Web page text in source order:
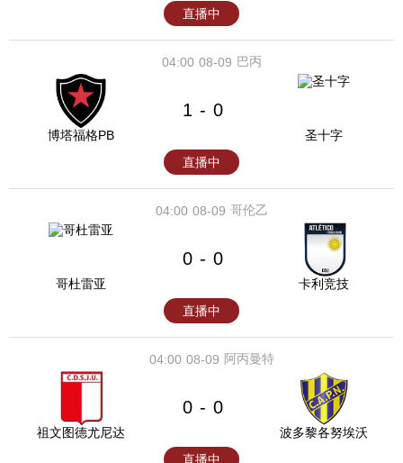
直播中
08-09
04:00 巴丙
博塔福格PB
1 - 0
圣十字
直播中
08-09
04:00 哥伦乙
哥杜雷亚
0 - 0
卡利竞技
直播中
08-09
04:00 阿丙曼特
祖文图德尤尼达
0 - 0
波多黎各努埃沃
直播中